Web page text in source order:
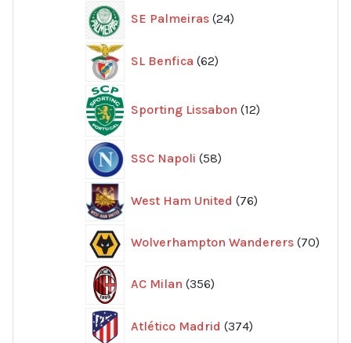
SE Palmeiras 24
produkter
SL Benfica 62
produkter
Sporting Lissabon 12produkter
SSC Napoli 58
produkter
West Ham United 76
produkter
Wolverhampton Wanderers 70
AC Milan 356
produkter
Atlético Madrid 374
produkter